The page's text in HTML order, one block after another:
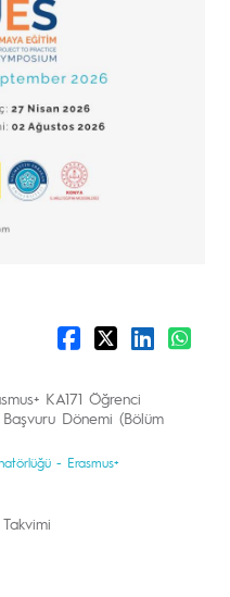
KA171 Öğrenci
Dönemi (Bölüm
- Erasmus+